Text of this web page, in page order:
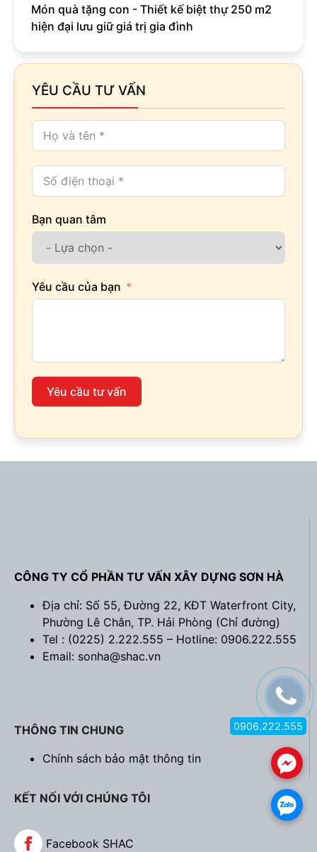
Món quà tặng con - Thiết kế biệt thự 250 m2
hiện đại lưu giữ giá trị gia đình
YÊU CẦU TƯ VẤN
Bạn quan tâm
Yêu cầu của bạn
Yêu cầu tư vấn
CÔNG TY CỔ PHẦN TƯ VẤN XÂY DỰNG SƠN HÀ
Địa chỉ: Số 55, Đường 22, KĐT Waterfront City,
Phường Lê Chân, TP. Hải Phòng (Chỉ đường)
Tel : (0225) 2.222.555 – Hotline: 0906.222.555
Email: sonha@shac.vn
THÔNG TIN CHUNG
Chính sách bảo mật thông tin
KẾT NỐI VỚI CHÚNG TÔI
Facebook SHAC
.
.
0906.222.555